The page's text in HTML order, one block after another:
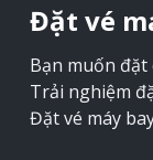
Đặt vé
Bạn muốn đặt
Trải nghiệm
Đặt vé máy